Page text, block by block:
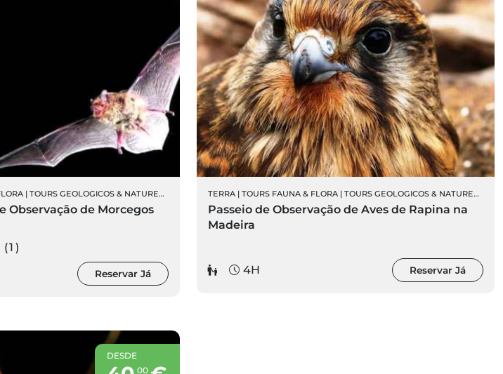
| TOURS GEOLOGICOS & NATUREZA ORNITOLOGIA
Observação de Morcegos
(1)
Reservar Já
TERRA | TOURS FAUNA & FLORA | TOURS GEOLOGICOS & NATUREZA
Passeio de Observação de Aves de Rapina na
Madeira
4H Reservar Já
DESDE
00